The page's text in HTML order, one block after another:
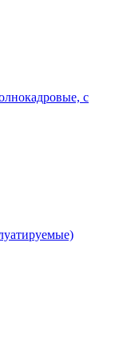
с